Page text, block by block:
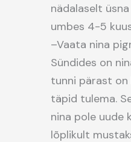
nädalaselt
umbes 4-5
–Vaata nina
Sündides on
tunni pärast on
täpid tulema.
nina pole uude
lõplikult